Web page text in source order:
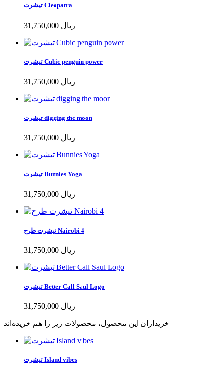
تیشرت Cleopatra
31,750,000 ریال
تیشرت Cubic penguin power
31,750,000 ریال
تیشرت digging the moon
31,750,000 ریال
تیشرت Bunnies Yoga
31,750,000 ریال
تیشرت طرح Nairobi 4
31,750,000 ریال
تیشرت Better Call Saul Logo
31,750,000 ریال
خریداران این محصول، محصولات زیر را هم خریده‌اند
تیشرت Island vibes